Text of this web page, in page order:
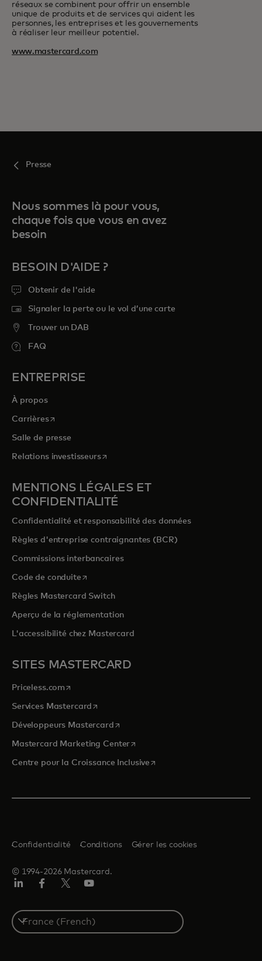
réseaux se combinent pour offrir un ensemble
unique de produits et de services qui aident les
personnes, les entreprises et les gouvernements
à réaliser leur meilleur potentiel.
www.mastercard.com
Presse
Nous sommes là pour vous,
chaque fois que vous en avez
besoin
BESOIN D'AIDE ?
Obtenir de l'aide
Signaler la perte ou le vol d’une carte
Trouver un DAB
FAQ
ENTREPRISE
À propos
Carrièress’ouvre dans un nouvel onglet
Salle de presse
Relations investisseurss’ouvre dans un nouvel onglet
MENTIONS LÉGALES ET
CONFIDENTIALITÉ
Confidentialité et responsabilité des données
Règles d'entreprise contraignantes (BCR)
Commissions interbancaires
Code de conduites’ouvre dans un nouvel onglet
Règles Mastercard Switch
Aperçu de la réglementation
L'accessibilité chez Mastercard
SITES MASTERCARD
Priceless.com s’ouvre dans un nouvel onglet
Services Mastercard s’ouvre dans un nouvel onglet
Développeurs Mastercards’ouvre dans un nouvel onglet
Mastercard Marketing Centers’ouvre dans un nouvel onglet
Centre pour la Croissance Inclusive s’ouvre dans un nouvel
© 1994-2026 Mastercard.
Confidentialité Conditions Gérer les cookies
Select
a
country